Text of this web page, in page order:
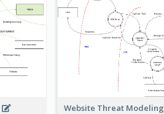
Website Threat Modeling